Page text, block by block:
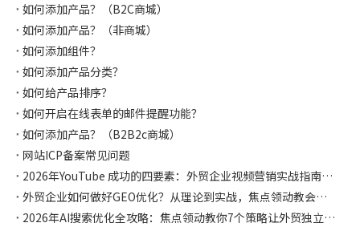
如何添加产品？（B2C商城）
如何添加产品？（非商城）
如何添加组件？
如何添加产品分类？
如何给产品排序？
如何开启在线表单的邮件提醒功能？
如何添加产品？（B2B2c商城）
网站ICP备案常见问题
2026年YouTube 成功的四要素：外贸企业视频营销实战指南，焦点领动都帮你整理好啦
外贸企业如何做好GEO优化？从理论到实战，焦点领动教会你如何让AI主动推荐你！
2026年AI搜索优化全攻略：焦点领动教你7个策略让外贸独立站在AI时代抢占流量先机